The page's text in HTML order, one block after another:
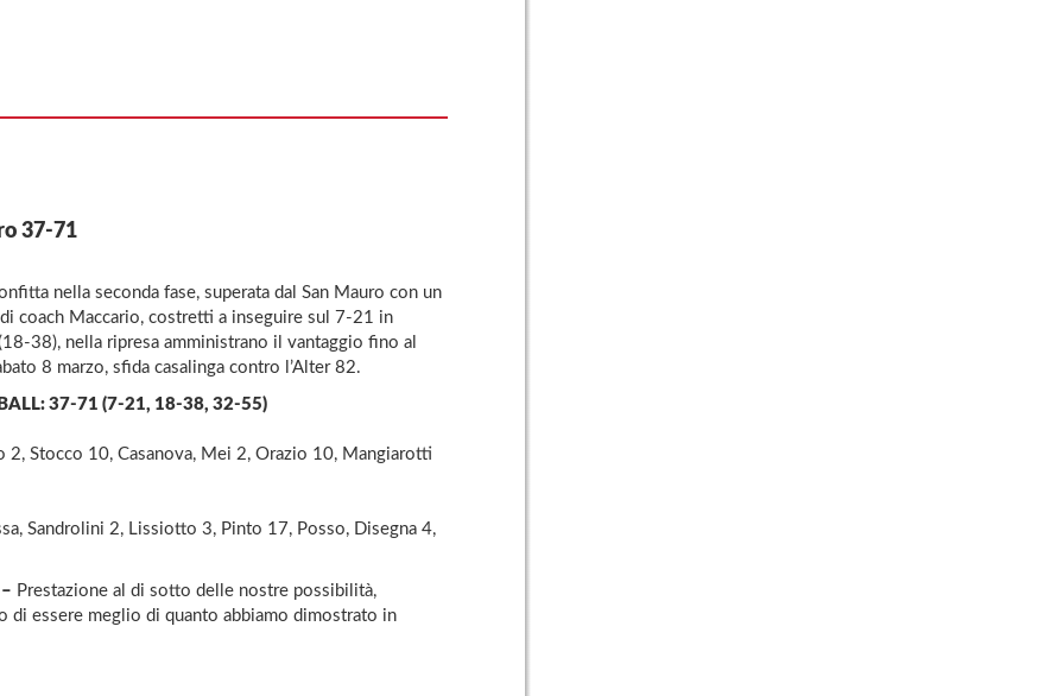
37-71
nella seconda fase, superata dal San Mauro con un
coach Maccario, costretti a inseguire sul 7-21 in
38), nella ripresa amministrano il vantaggio fino al
8 marzo, sfida casalinga contro l’Alter 82.
37-71 (7-21, 18-38, 32-55)
2, Stocco 10, Casanova, Mei 2, Orazio 10, Mangiarotti
Sandrolini 2, Lissiotto 3, Pinto 17, Posso, Disegna 4,
Prestazione al di sotto delle nostre possibilità,
di essere meglio di quanto abbiamo dimostrato in